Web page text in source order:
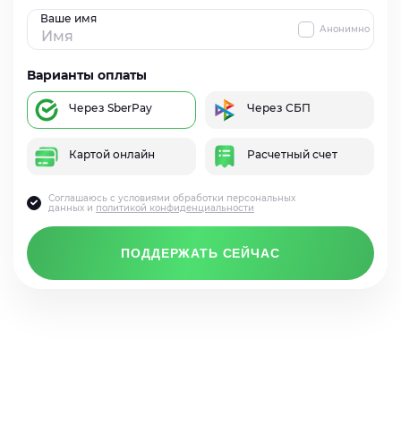
Ваше имя
Анонимно
Варианты оплаты
Через SberPay Через СБП
Картой онлайн Расчетный счет
ПОДДЕРЖАТЬ СЕЙЧАС
Соглашаюсь с условиями обработки персональных
данных и политикой конфиденциальности